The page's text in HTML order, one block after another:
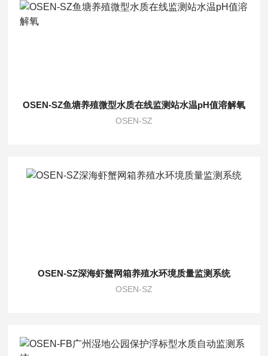
OSEN-SZ鱼塘养殖微型水质在线监测站水温pH值溶解氧
OSEN-SZ
OSEN-SZ深海虾蟹网箱养殖水环境质量监测系统
OSEN-SZ